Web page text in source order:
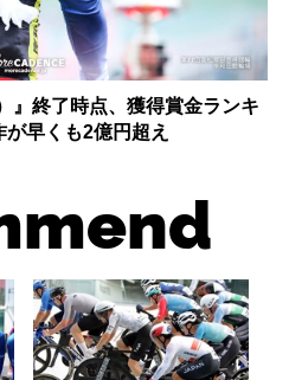
』終了時点、獲得賞金ランキ
早くも2億円超え